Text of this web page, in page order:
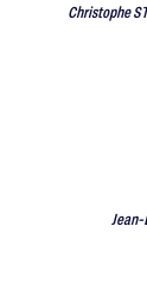
Christophe
Jean-